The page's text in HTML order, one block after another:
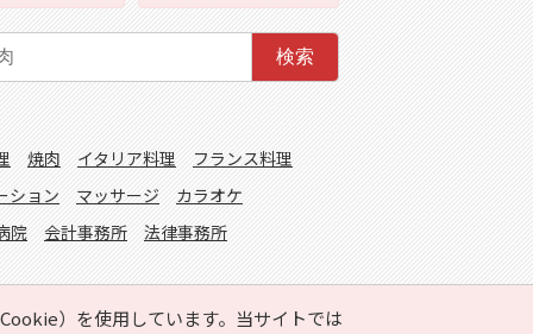
）を使用しています。当サイトでは
検索
焼肉 イタリア料理
フランス料理
ション マッサージ
カラオケ
院 会計事務所 法律事務所